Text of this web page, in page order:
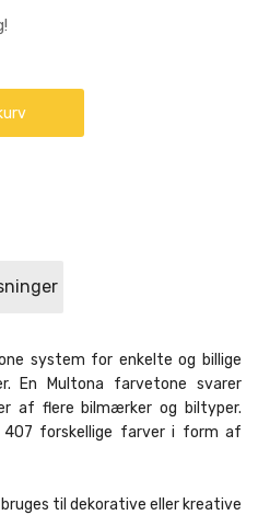
system for enkelte og billige
En Multona farvetone svarer
af flere bilmærker og biltyper.
forskellige farver i form af
til dekorative eller kreative